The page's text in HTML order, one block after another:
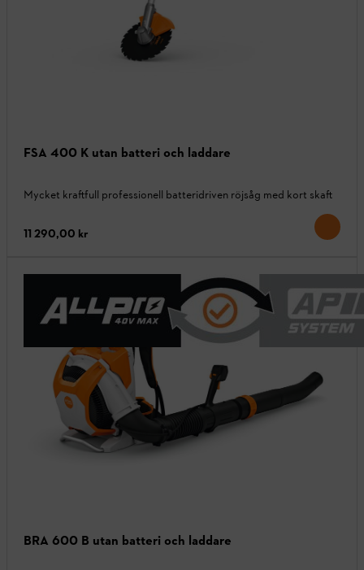
FSA 400 K utan batteri och laddare
Mycket kraftfull professionell batteridriven röjsåg med kort skaft
11 290,00 kr
BRA 600 B utan batteri och laddare